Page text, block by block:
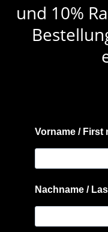
und 10%
Vorname / First
Nachname /